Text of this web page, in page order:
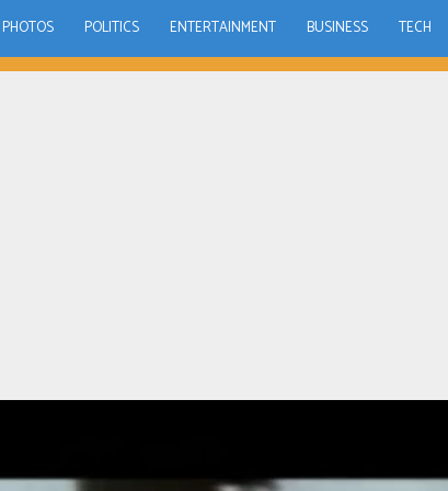
PHOTOS POLITICS ENTERTAINMENT BUSINESS TECH